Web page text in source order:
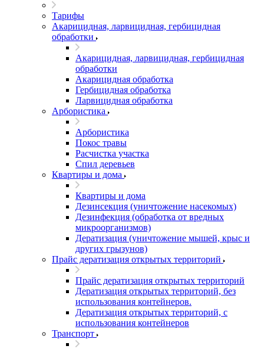
Тарифы
Акарицидная, ларвицидная, гербицидная
обработки
Акарицидная, ларвицидная, гербицидная
обработки
Акарицидная обработка
Гербицидная обработка
Ларвицидная обработка
Арбористика
Арбористика
Покос травы
Расчистка участка
Спил деревьев
Квартиры и дома
Квартиры и дома
Дезинсекция (уничтожение насекомых)
Дезинфекция (обработка от вредных
микроорганизмов)
Дератизация (уничтожение мышей, крыс и
других грызунов)
Прайс дератизация открытых территорий
Прайс дератизация открытых территорий
Дератизация открытых территорий, без
использования контейнеров.
Дератизация открытых территорий, с
использования контейнеров
Транспорт